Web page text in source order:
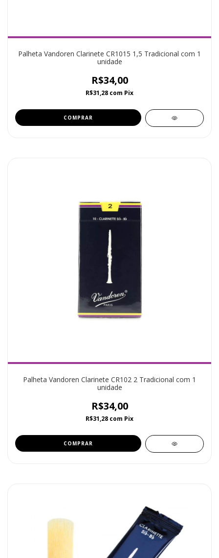
Palheta Vandoren Clarinete CR1015 1,5 Tradicional com 1
unidade
R$34,00
R$31,28 com Pix
Palheta Vandoren Clarinete CR102 2 Tradicional com 1
unidade
R$34,00
R$31,28 com Pix